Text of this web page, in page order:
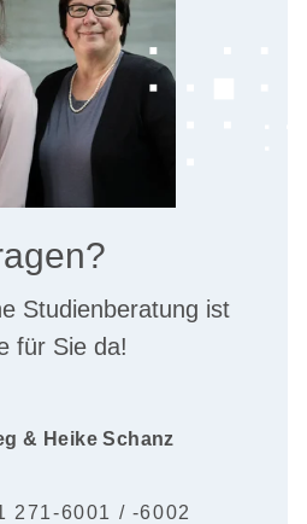
Studienberatung ist
für Sie da!
& Heike Schanz
271-6001 / -6002